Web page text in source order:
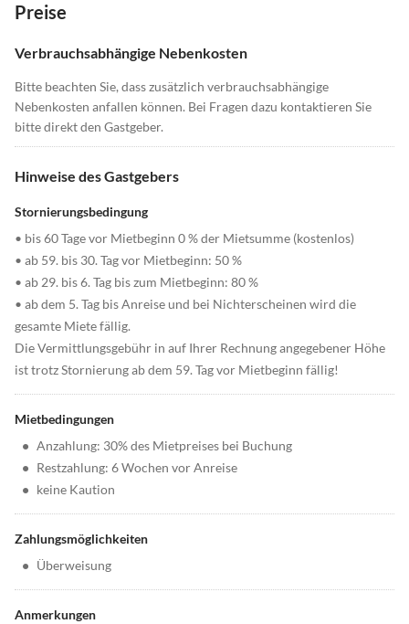
Preise
Verbrauchsabhängige Nebenkosten
Bitte beachten Sie, dass zusätzlich verbrauchsabhängige
Nebenkosten anfallen können. Bei Fragen dazu kontaktieren Sie
bitte direkt den Gastgeber.
Hinweise des Gastgebers
Stornierungsbedingung
• bis 60 Tage vor Mietbeginn 0 % der Mietsumme (kostenlos)
• ab 59. bis 30. Tag vor Mietbeginn: 50 %
• ab 29. bis 6. Tag bis zum Mietbeginn: 80 %
• ab dem 5. Tag bis Anreise und bei Nichterscheinen wird die
gesamte Miete fällig.
Die Vermittlungsgebühr in auf Ihrer Rechnung angegebener Höhe
ist trotz Stornierung ab dem 59. Tag vor Mietbeginn fällig!
Mietbedingungen
• Anzahlung: 30% des Mietpreises bei Buchung
• Restzahlung: 6 Wochen vor Anreise
• keine Kaution
Zahlungsmöglichkeiten
• Überweisung
Anmerkungen